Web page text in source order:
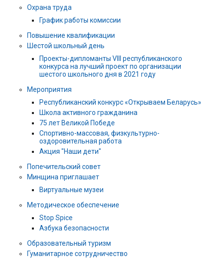
Охрана труда
График работы комиссии
Повышение квалификации
Шестой школьный день
Проекты-дипломанты VIII республиканского
конкурса на лучший проект по организации
шестого школьного дня в 2021 году
Мероприятия
Республиканский конкурс «Открываем Беларусь»
Школа активного гражданина
75 лет Великой Победе
Спортивно-массовая, физкультурно-
оздоровительная работа
Акция "Наши дети"
Попечительский совет
Минщина приглашает
Виртуальные музеи
Методическое обеспечение
Stop Spice
Азбука безопасности
Образовательный туризм
Гуманитарное сотрудничество